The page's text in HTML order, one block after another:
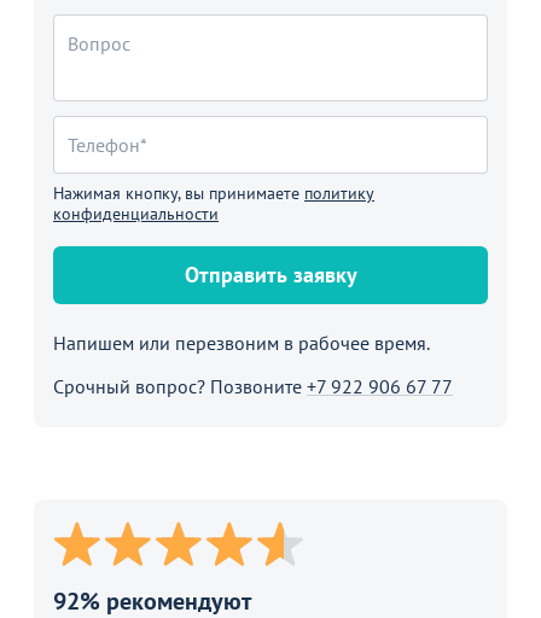
Нажимая кнопку, вы принимаете политику
конфиденциальности
Отправить заявку
Напишем или перезвоним в рабочее время.
Срочный вопрос? Позвоните +7 922 906 67 77
92% рекомендуют